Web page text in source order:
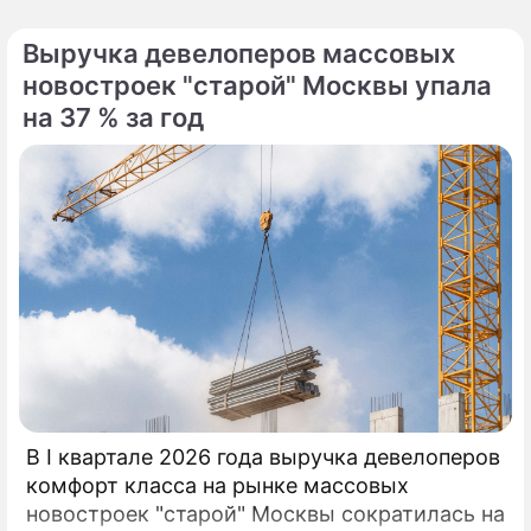
Выручка девелоперов массовых
новостроек "старой" Москвы упала
на 37 % за год
В I квартале 2026 года выручка девелоперов
комфорт класса на рынке массовых
новостроек "старой" Москвы сократилась на